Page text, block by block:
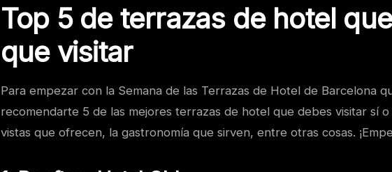
Top 5 de terrazas de hotel
que visitar
Para empezar con la Semana de las Terrazas de Hotel de Barcelona
recomendarte 5 de las mejores terrazas de hotel que debes visitar sí o
vistas que ofrecen, la gastronomía que sirven, entre otras cosas.